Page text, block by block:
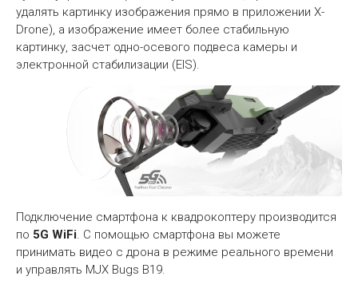
удалять картинку изображения прямо в приложении X-
Drone), а изображение имеет более стабильную
картинку, засчет одно-осевого подвеса камеры и
электронной стабилизации (EIS).
Подключение смартфона к квадрокоптеру производится
по 5G WiFi. С помощью смартфона вы можете
принимать видео с дрона в режиме реального времени
и управлять MJX Bugs B19.